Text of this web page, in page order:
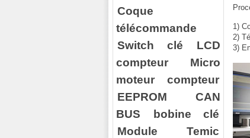
Coque
télécommande
Switch clé
LCD
compteur
Micro
moteur compteur
EEPROM
CAN
BUS
bobine clé
Module Temic
1)
2)
3)